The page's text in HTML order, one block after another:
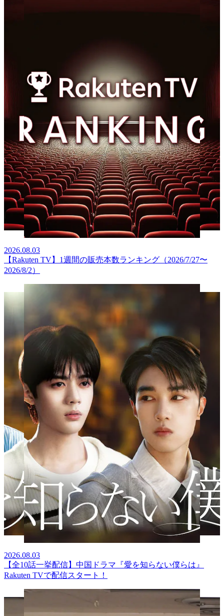
2026.08.03
【Rakuten TV】1週間の販売本数ランキング（2026/7/27〜
2026/8/2）
2026.08.03
【全10話一挙配信】中国ドラマ『愛を知らない僕らは』
Rakuten TVで配信スタート！